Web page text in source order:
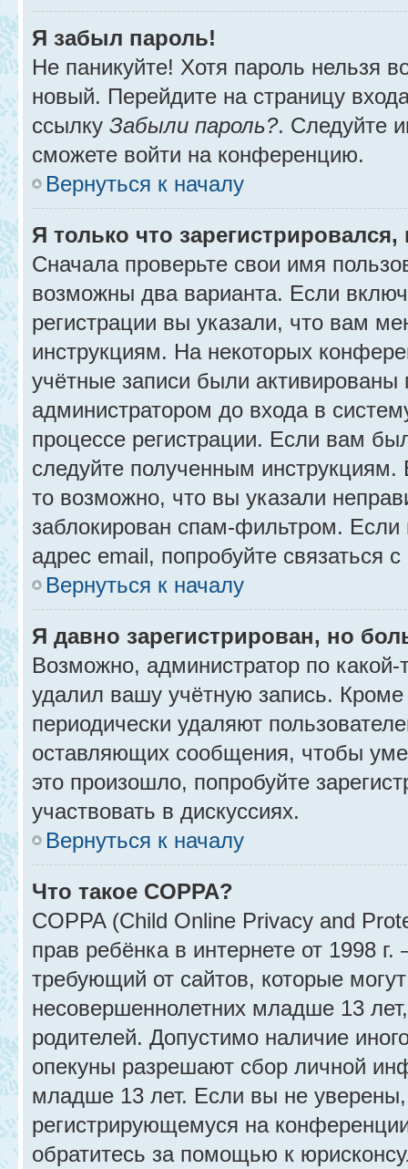
Я забыл пароль!
Не паникуйте! Хотя пароль нельзя
новый. Перейдите на страницу
ссылку Забыли пароль?. Следуйте
сможете войти на конференцию.
Вернуться к началу
Я только что
Сначала проверьте свои имя
возможны два варианта. Если
регистрации вы указали, что вам
инструкциям. На некоторых
учётные записи были активированы
администратором до входа в
процессе регистрации. Если вам
следуйте полученным
то возможно, что вы указали
заблокирован спам-фильтром.
адрес email, попробуйте связаться
Вернуться к началу
Я давно зарегистрирован, но
Возможно, администратор по
удалил вашу учётную запись.
периодически удаляют
оставляющих сообщения, чтобы
это произошло, попробуйте
участвовать в дискуссиях.
Вернуться к началу
Что такое COPPA?
COPPA (Child Online Privacy and
прав ребёнка в интернете от 1998
требующий от сайтов, которые
несовершеннолетних младше 13
родителей. Допустимо наличие
опекуны разрешают сбор личной
младше 13 лет. Если вы не
регистрирующемуся на
обратитесь за помощью к